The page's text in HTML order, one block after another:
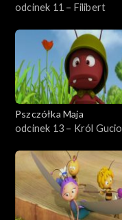
odcinek 11 – Filibert
Pszczółka Maja
odcinek 13 – Król Gucio